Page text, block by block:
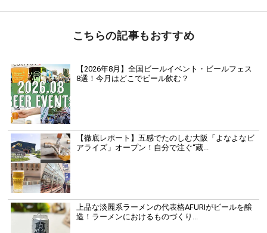
こちらの記事もおすすめ
【2026年8月】全国ビールイベント・ビールフェス
8選！今月はどこでビール飲む？
【徹底レポート】五感でたのしむ大阪「よなよなビ
アライズ」オープン！自分で注ぐ“蔵...
上品な淡麗系ラーメンの代表格AFURIがビールを醸
造！ラーメンにおけるものづくり...